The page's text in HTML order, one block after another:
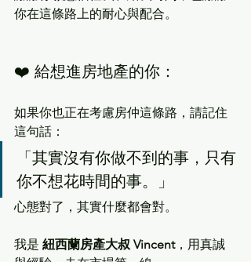
你在這條路上的耐心與配合。
❤️ 給想進房地產的你：
如果你也正在考慮房仲這條路，請記住
這句話：
「其實沒有你做不到的事，只有
你不想花時間的事。」
心態對了，其實什麼都會對。
我是 紐西蘭房產大叔 Vincent，用真誠